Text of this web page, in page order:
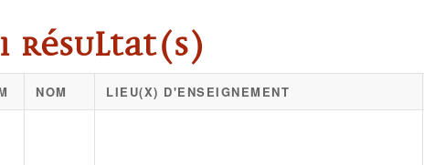
résultat(s)
NOM LIEU(X) D'ENSEIGNEMENT